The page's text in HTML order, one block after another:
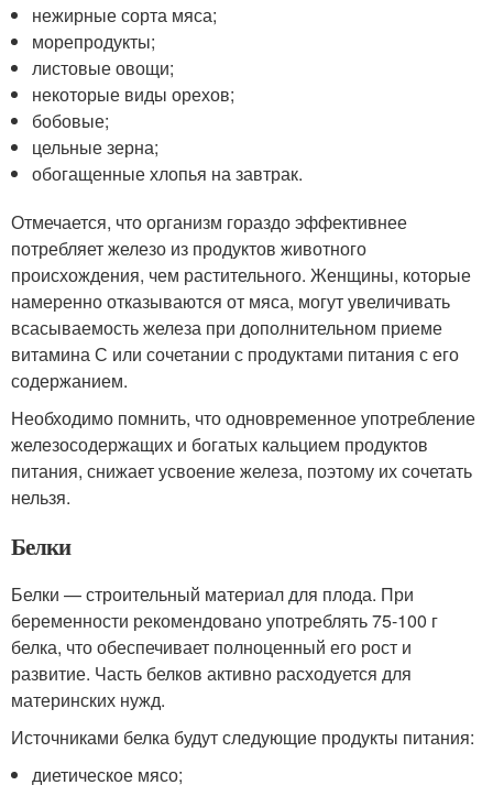
нежирные сорта мяса;
морепродукты;
листовые овощи;
некоторые виды орехов;
бобовые;
цельные зерна;
обогащенные хлопья на завтрак.
Отмечается, что организм гораздо эффективнее
потребляет железо из продуктов животного
происхождения, чем растительного. Женщины, которые
намеренно отказываются от мяса, могут увеличивать
всасываемость железа при дополнительном приеме
витамина С или сочетании с продуктами питания с его
содержанием.
Необходимо помнить, что одновременное употребление
железосодержащих и богатых кальцием продуктов
питания, снижает усвоение железа, поэтому их сочетать
нельзя.
Белки
Белки — строительный материал для плода. При
беременности рекомендовано употреблять 75-100 г
белка, что обеспечивает полноценный его рост и
развитие. Часть белков активно расходуется для
материнских нужд.
Источниками белка будут следующие продукты питания:
диетическое мясо;